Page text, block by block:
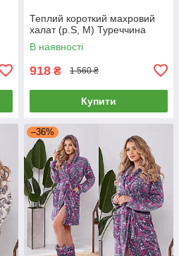
Теплий короткий махровий
халат (р.S, M) Туреччина
В наявності
918 ₴ 1 560 ₴
Купити
–36%